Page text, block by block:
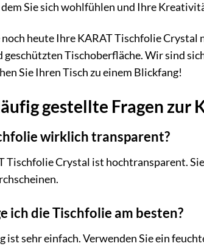
Sie sich wohlfühlen und Ihre
heute Ihre KARAT Tischfolie Crystal
Tischoberfläche. Wir sind
Sie Ihren Tisch zu einem Blickfang!
gestellte Fragen zur
wirklich transparent?
Tischfolie Crystal ist hochtransparent.
ich die Tischfolie am besten?
ist sehr einfach. Verwenden Sie ein